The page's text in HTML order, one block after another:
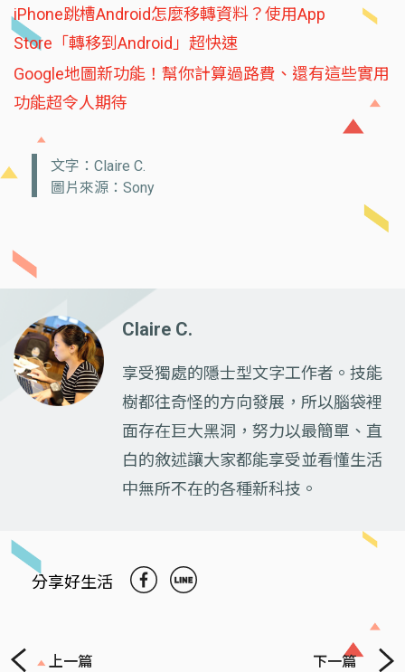
iPhone跳槽Android怎麼移轉資料？使用App
Store「轉移到Android」超快速
Google地圖新功能！幫你計算過路費、還有這些實用
功能超令人期待
文字：Claire C.
圖片來源：Sony
Claire C.
享受獨處的隱士型文字工作者。技能
樹都往奇怪的方向發展，所以腦袋裡
面存在巨大黑洞，努力以最簡單、直
白的敘述讓大家都能享受並看懂生活
中無所不在的各種新科技。
分享好生活
上一篇 下一篇